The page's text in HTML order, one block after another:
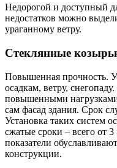
Недорогой и доступный
недостатков можно
ураганному ветру.
Стеклянные
Повышенная прочность.
осадкам, ветру,
повышенными нагрузками
сам фасад здания. Срок
Установка таких систем
сжатые сроки – всего от
показатели
конструкции.